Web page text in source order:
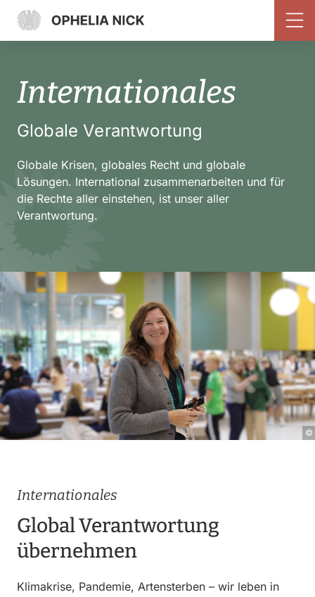
Internationales
Globale Verantwortung
Globale Krisen, globales Recht und globale
Lösungen. International zusammenarbeiten und für
die Rechte aller einstehen, ist unser aller
Verantwortung.
Internationales
Global Verantwortung
übernehmen
Klimakrise, Pandemie, Artensterben – wir leben in